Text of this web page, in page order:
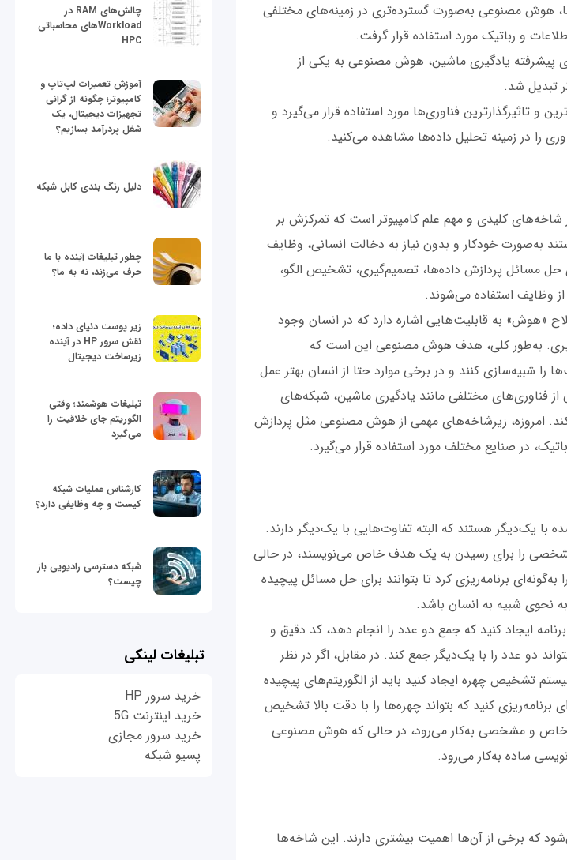
رایانه‌ها، هوش مصنوعی به‌صورت گسترده‌تری در زمینه‌های مختلفی
و رباتیک مورد استفاده قرار گرفت.
الگوریتم‌های پیشرفته یادگیری ماشین، هوش مصنوعی به یکی از
تبدیل شد.
و تاثیرگذارترین فناوری‌ها مورد استفاده قرار می‌گیرد و
را در زمینه تحلیل داده‌ها مشاهده می‌کنید.
کلیدی و مهم علم کامپیوتر است که تمرکزش بر
به‌صورت خودکار و بدون نیاز به دخالت انسانی، وظایف
حل مسائل پردازش داده‌ها، تصمیم‌گیری، تشخیص الگو،
وظایف استفاده می‌شوند.
به قابلیت‌هایی اشاره دارد که در انسان وجود
به‌طور کلی، هدف هوش مصنوعی این است که
را شبیه‌سازی کنند و در برخی موارد حتا از انسان بهتر عمل
فناوری‌های مختلفی مانند یادگیری ماشین، شبکه‌های
امروزه، زیرشاخه‌های مهمی از هوش مصنوعی مثل پردازش
در صنایع مختلف مورد استفاده قرار می‌گیرد.
یک‌دیگر هستند که البته تفاوت‌هایی با یک‌دیگر دارند.
مشخصی را برای رسیدن به یک هدف خاص می‌نویسند، در حالی
برنامه‌ریزی کرد تا بتوانند برای حل مسائل پیچیده
نحوی شبیه به انسان باشد.
ایجاد کنید که جمع دو عدد را انجام دهد، کد دقیق و
دو عدد را با یک‌دیگر جمع کند. در مقابل، اگر در نظر
تشخیص چهره ایجاد کنید باید از الگوریتم‌های پیچیده
کنید که بتواند چهره‌ها را با دقت بالا تشخیص
خاص و مشخصی به‌کار می‌رود، در حالی که هوش مصنوعی
ساده به‌کار می‌رود.
که برخی از آن‌ها اهمیت بیشتری دارند. این شاخه‌ها
چالش‌های RAM در
Workloadهای محاسباتی
HPC
آموزش تعمیرات لپ‌تاپ و
کامپیوتر؛ چگونه از گرانی
تجهیزات دیجیتال، یک
شغل پردرآمد بسازیم؟
دلیل رنگ بندی کابل شبکه
چطور تبلیغات آینده با ما
حرف می‌زند، نه به ما؟
زیر پوست دنیای داده؛
نقش سرور HP در آینده
زیرساخت دیجیتال
تبلیغات هوشمند؛ وقتی
الگوریتم جای خلاقیت را
می‌گیرد
کارشناس عملیات شبکه
کیست و چه وظایفی دارد؟
شبکه دسترسی رادیویی باز
چیست؟
تبلیغات لینکی
خرید سرور HP
خرید اینترنت 5G
خرید سرور مجازی
پسیو شبکه